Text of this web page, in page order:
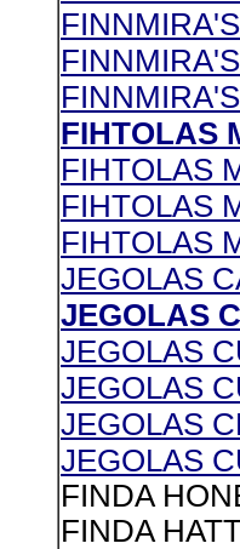
FIHTOLAS
FIHTOLAS
FIHTOLAS
FIHTOLAS
JEGOLAS
JEGOLAS
JEGOLAS
JEGOLAS
JEGOLAS
JEGOLAS
FINDA
FINDA